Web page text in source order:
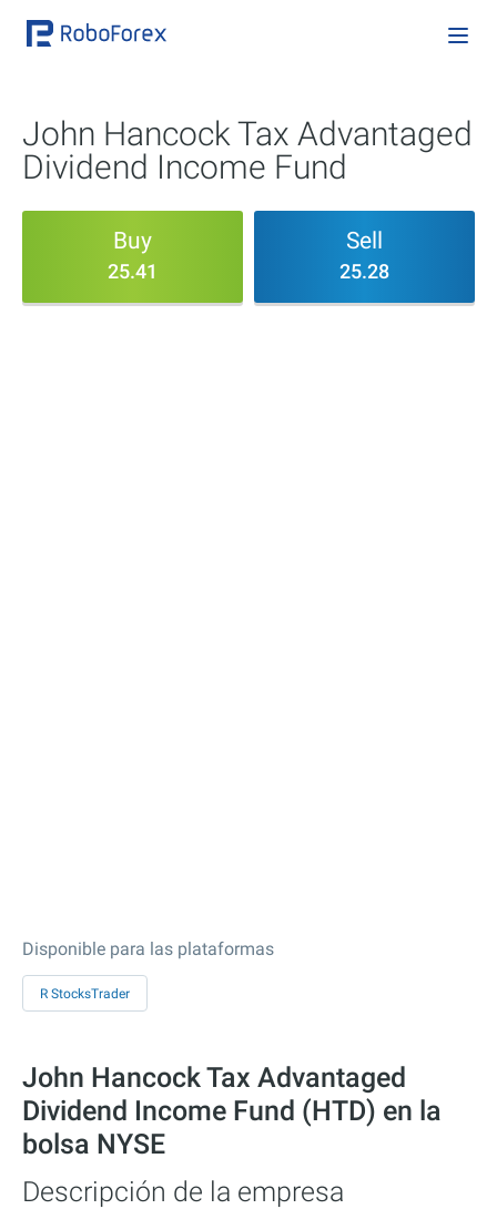
John Hancock Tax Advantaged
Dividend Income Fund
Buy
25.41
Sell
25.28
Disponible para las plataformas
R StocksTrader
John Hancock Tax Advantaged
Dividend Income Fund (HTD) en la
bolsa NYSE
Descripción de la empresa